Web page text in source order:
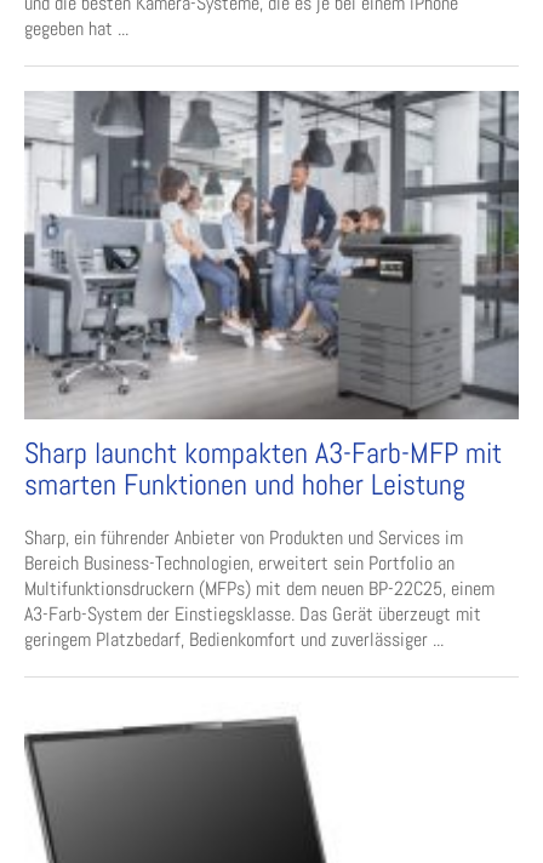
gegeben hat ...
Sharp launcht kompakten A3-Farb-MFP mit
smarten Funktionen und hoher Leistung
Sharp, ein führender Anbieter von Produkten und Services im
Bereich Business-Technologien, erweitert sein Portfolio an
Multifunktionsdruckern (MFPs) mit dem neuen BP-22C25, einem
A3-Farb-System der Einstiegsklasse. Das Gerät überzeugt mit
geringem Platzbedarf, Bedienkomfort und zuverlässiger ...